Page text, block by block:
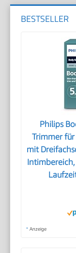
BESTSELLER
Philips
Trimmer
mit
* Anzeige